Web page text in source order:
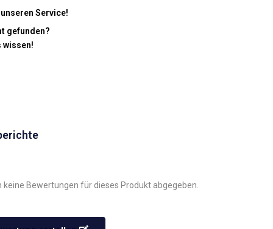
Service!
gefunden?
wissen!
keine Bewertungen für dieses Produkt abgegeben.